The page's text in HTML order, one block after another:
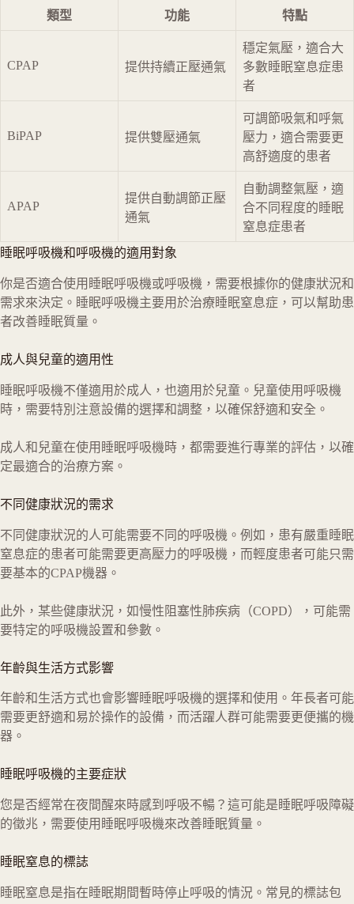
類型 功能 特點
CPAP 提供持續正壓通氣
穩定氣壓，適合大
多數睡眠窒息症患
者
BiPAP 提供雙壓通氣
可調節吸氣和呼氣
壓力，適合需要更
高舒適度的患者
APAP
提供自動調節正壓
通氣
自動調整氣壓，適
合不同程度的睡眠
窒息症患者
睡眠呼吸機和呼吸機的適用對象
你是否適合使用睡眠呼吸機或呼吸機，需要根據你的健康狀況和
需求來決定。睡眠呼吸機主要用於治療睡眠窒息症，可以幫助患
者改善睡眠質量。
成人與兒童的適用性
睡眠呼吸機不僅適用於成人，也適用於兒童。兒童使用呼吸機
時，需要特別注意設備的選擇和調整，以確保舒適和安全。
成人和兒童在使用睡眠呼吸機時，都需要進行專業的評估，以確
定最適合的治療方案。
不同健康狀況的需求
不同健康狀況的人可能需要不同的呼吸機。例如，患有嚴重睡眠
窒息症的患者可能需要更高壓力的呼吸機，而輕度患者可能只需
要基本的CPAP機器。
此外，某些健康狀況，如慢性阻塞性肺疾病（COPD），可能需
要特定的呼吸機設置和參數。
年齡與生活方式影響
年齡和生活方式也會影響睡眠呼吸機的選擇和使用。年長者可能
需要更舒適和易於操作的設備，而活躍人群可能需要更便攜的機
器。
睡眠呼吸機的主要症狀
您是否經常在夜間醒來時感到呼吸不暢？這可能是睡眠呼吸障礙
的徵兆，需要使用睡眠呼吸機來改善睡眠質量。
睡眠窒息的標誌
睡眠窒息是指在睡眠期間暫時停止呼吸的情況。常見的標誌包